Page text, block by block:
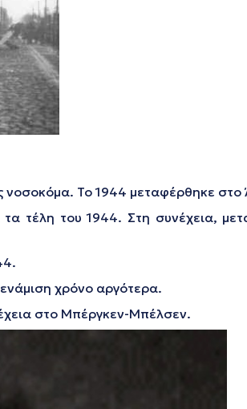
νοσοκόμα. Το 1944 μεταφέρθηκε στο
τέλη του 1944. Στη συνέχεια,
χρόνο αργότερα.
στο Μπέργκεν-Μπέλσεν.